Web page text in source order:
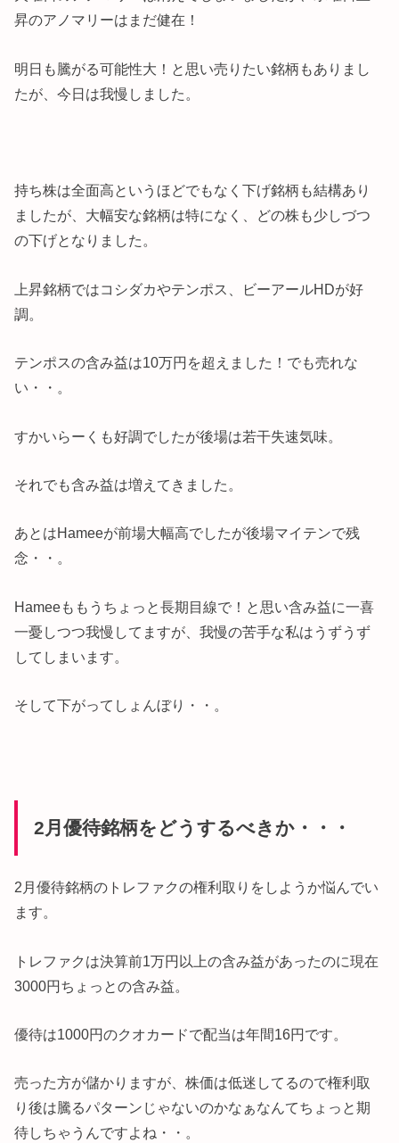
昇のアノマリーはまだ健在！
明日も騰がる可能性大！と思い売りたい銘柄もありまし
たが、今日は我慢しました。
持ち株は全面高というほどでもなく下げ銘柄も結構あり
ましたが、大幅安な銘柄は特になく、どの株も少しづつ
の下げとなりました。
上昇銘柄ではコシダカやテンポス、ビーアールHDが好
調。
テンポスの含み益は10万円を超えました！でも売れな
い・・。
すかいらーくも好調でしたが後場は若干失速気味。
それでも含み益は増えてきました。
あとはHameeが前場大幅高でしたが後場マイテンで残
念・・。
Hameeももうちょっと長期目線で！と思い含み益に一喜
一憂しつつ我慢してますが、我慢の苦手な私はうずうず
してしまいます。
そして下がってしょんぼり・・。
2月優待銘柄をどうするべきか・・・
2月優待銘柄のトレファクの権利取りをしようか悩んでい
ます。
トレファクは決算前1万円以上の含み益があったのに現在
3000円ちょっとの含み益。
優待は1000円のクオカードで配当は年間16円です。
売った方が儲かりますが、株価は低迷してるので権利取
り後は騰るパターンじゃないのかなぁなんてちょっと期
待しちゃうんですよね・・。